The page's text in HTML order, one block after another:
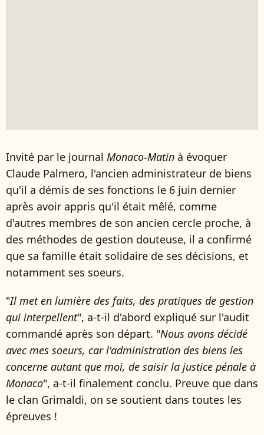
Invité par le journal Monaco-Matin à évoquer
Claude Palmero, l'ancien administrateur de biens
qu'il a démis de ses fonctions le 6 juin dernier
après avoir appris qu'il était mêlé, comme
d'autres membres de son ancien cercle proche, à
des méthodes de gestion douteuse, il a confirmé
que sa famille était solidaire de ses décisions, et
notamment ses soeurs.
"Il met en lumière des faits, des pratiques de gestion
qui interpellent", a-t-il d'abord expliqué sur l'audit
commandé après son départ. "Nous avons décidé
avec mes soeurs, car l'administration des biens les
concerne autant que moi, de saisir la justice pénale à
Monaco", a-t-il finalement conclu. Preuve que dans
le clan Grimaldi, on se soutient dans toutes les
épreuves !